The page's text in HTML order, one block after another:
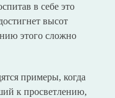
в себе это
высот
этого сложно
примеры, когда
к просветлению,